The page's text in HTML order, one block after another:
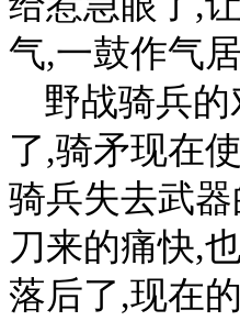
气,一鼓作气
野战骑兵
了,骑矛现在
骑兵失去武
刀来的痛快,
落后了,现在